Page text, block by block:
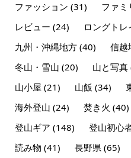
ファッション (31) ファミ
レビュー (24) ロングトレ
九州・沖縄地方(40) 信越
冬山・雪山 (20) 山と写真
山小屋 (21) 山飯 (34)
海外登山 (24) 焚き火 (40)
登山ギア (148) 登山初心
読み物 (41) 長野県(65)